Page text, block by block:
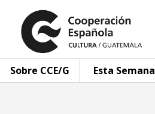
Sobre CCE/G Esta Semana